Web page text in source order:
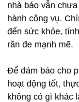
nhà báo vẫn
hành công vụ.
đến sức khỏe,
răn đe mạnh mẽ.
Để đảm bảo cho
hoạt động tốt,
không có gì khác